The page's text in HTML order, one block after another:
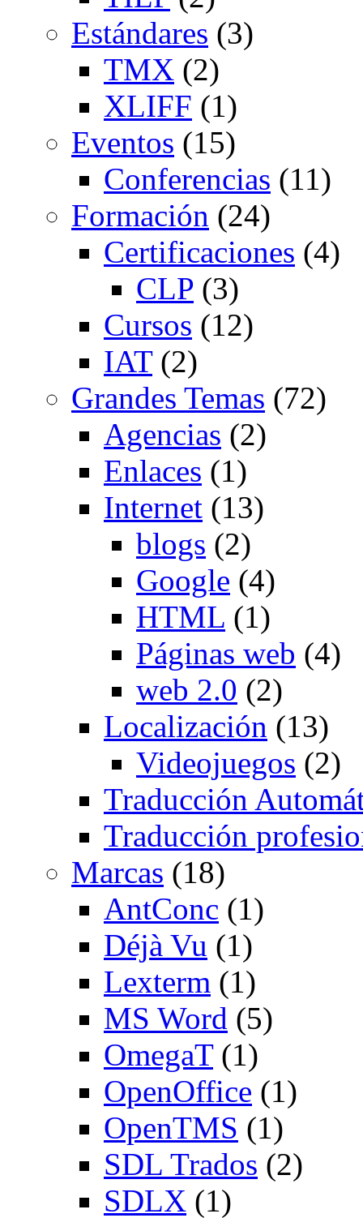
Estándares (3)
TMX (2)
XLIFF (1)
Eventos (15)
Conferencias (11)
Formación (24)
Certificaciones (4)
CLP (3)
Cursos (12)
IAT(2)
Grandes Temas (72)
Agencias (2)
Enlaces (1)
Internet (13)
blogs (2)
Google (4)
HTML (1)
Páginas web (4)
web 2.0 (2)
Localización (13)
Videojuegos (2)
Traducción
Traducción
Marcas (18)
AntConc (1)
Déjà Vu (1)
Lexterm (1)
MS Word (5)
OmegaT(1)
OpenOffice (1)
OpenTMS (1)
SDL Trados (2)
SDLX (1)